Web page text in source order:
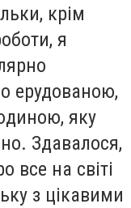
крім
я
ерудованою,
яку
Здавалося,
все на світі
з цікавими